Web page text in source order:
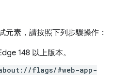
元素，請按照下列步驟操作：
148 以上版本。
flags/#web-app-